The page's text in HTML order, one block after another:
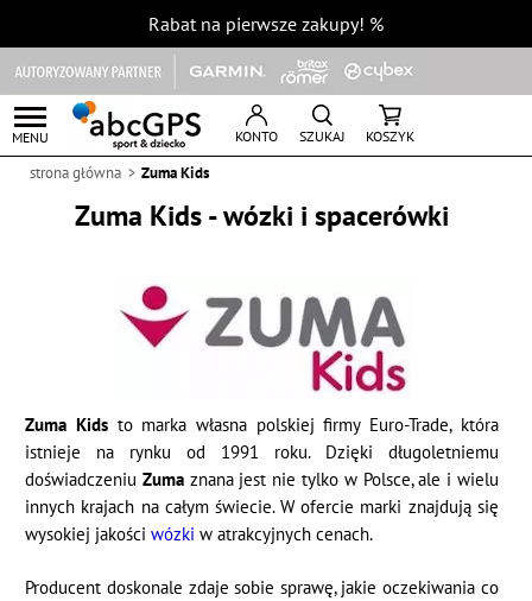
Rabat na pierwsze zakupy! %
MENU KONTO SZUKAJ KOSZYK
strona główna Zuma Kids
Zuma Kids - wózki i spacerówki
Zuma Kidsto marka własna polskiej firmy Euro-Trade, która
istnieje na rynku od 1991 roku. Dzięki długoletniemu
doświadczeniu Zumaznana jest nie tylko w Polsce, ale i wielu
innych krajach na całym świecie. W ofercie marki znajdują się
wysokiej jakościwózki w atrakcyjnych cenach.
Producent doskonale zdaje sobie sprawę, jakie oczekiwania co